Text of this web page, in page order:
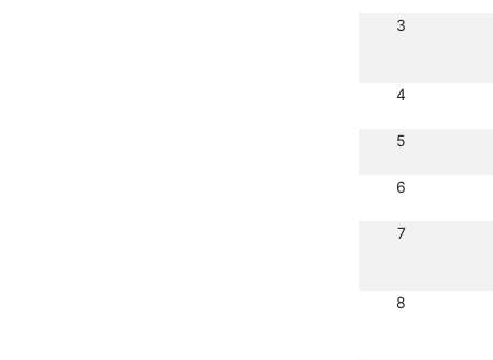
3
4
5
6
7
8